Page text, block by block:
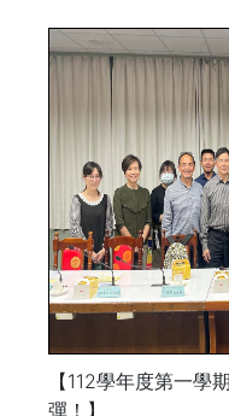
【112學年度第一學
彈！】